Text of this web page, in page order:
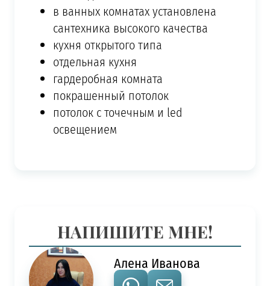
в ванных комнатах установлена
сантехника высокого качества
кухня открытого типа
отдельная кухня
гардеробная комната
покрашенный потолок
потолок с точечным и led
освещением
НАПИШИТЕ МНЕ!
Алена Иванова